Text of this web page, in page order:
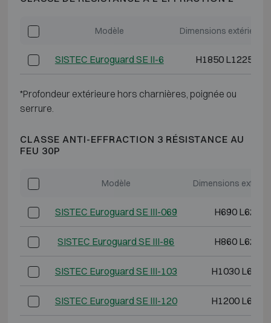
Modèle Dimensions
SISTEC Euroguard SE II-6 H1850 L1225
*Profondeur extérieure hors charnières, poignée ou
serrure.
CLASSE ANTI-EFFRACTION 3 RÉSISTANCE AU
FEU 30P
Modèle Dimensions
SISTEC Euroguard SE III-069 H690 L620
SISTEC Euroguard SE III-86 H860 L620
SISTEC Euroguard SE III-103 H1030 L620
SISTEC Euroguard SE III-120 H1200 L620